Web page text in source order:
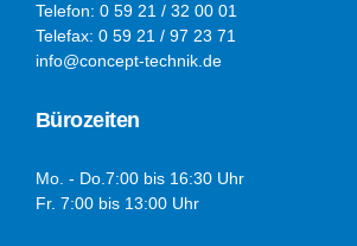
Telefon: 0 59 21 / 32 00 01
Telefax: 0 59 21 / 97 23 71
info@concept-technik.de
Bürozeiten
Mo. - Do.7:00 bis 16:30 Uhr
Fr. 7:00 bis 13:00 Uhr